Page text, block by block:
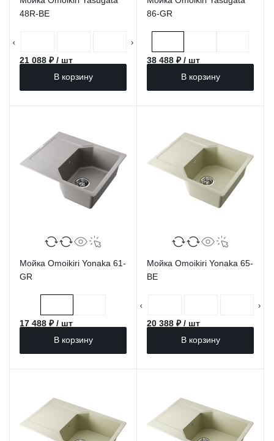
48R-BE
21 088 ₽ / шт
В корзину
86-GR
38 488 ₽ / шт
В корзину
Мойка Omoikiri Yonaka 61-
GR
17 488 ₽ / шт
В корзину
Мойка Omoikiri Yonaka 65-
BE
20 388 ₽ / шт
В корзину